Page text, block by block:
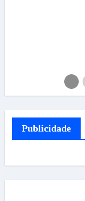
Publicidade